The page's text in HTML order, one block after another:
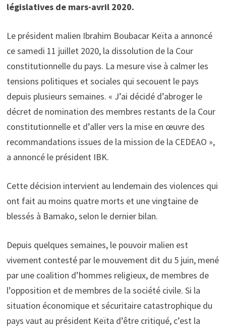
législatives de mars-avril 2020.
Le président malien Ibrahim Boubacar Keïta a annoncé
ce samedi 11 juillet 2020, la dissolution de la Cour
constitutionnelle du pays. La mesure vise à calmer les
tensions politiques et sociales qui secouent le pays
depuis plusieurs semaines. « J’ai décidé d’abroger le
décret de nomination des membres restants de la Cour
constitutionnelle et d’aller vers la mise en œuvre des
recommandations issues de la mission de la CEDEAO »,
a annoncé le président IBK.
Cette décision intervient au lendemain des violences qui
ont fait au moins quatre morts et une vingtaine de
blessés à Bamako, selon le dernier bilan.
Depuis quelques semaines, le pouvoir malien est
vivement contesté par le mouvement dit du 5 juin, mené
par une coalition d’hommes religieux, de membres de
l’opposition et de membres de la société civile. Si la
situation économique et sécuritaire catastrophique du
pays vaut au président Keïta d’être critiqué, c’est la